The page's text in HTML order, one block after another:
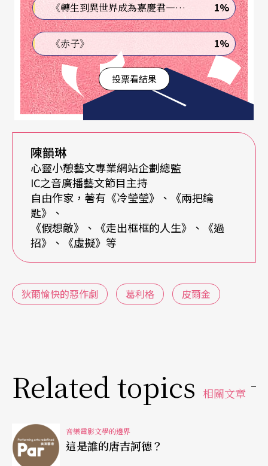
斯用配器與節奏的豐富變化來推進旋律，使旋律充
滿戲劇感，讓我們聆聽到的不是偉大的英雄情懷，
而是一次又一次的惡搞事件。不過，這整首一氣呵
成的曲子，其首尾類似音樂中的序與跋，還是忍不
住洩漏史特勞斯喜歡的悲壯情懷，這使史特勞斯音
樂中的狄爾，還是很史式風格的。
相較之下，皮爾金這個無賴漢，就很不英雄了。
利格的《皮爾金》劇樂，是源自易卜生的戲劇，但
易卜生這齣戲劇，卻源自挪威的童話故事。
皮爾金這無賴，跟狄爾最不一樣的，是他並未被形
塑成英雄，反而是因著他的無賴，形塑了女人索維
格成為救贖的力量。皮爾金一切的冒險、無賴生
涯，最終因索維格無怨無悔的愛，而安詳地劃上句
現出女性之擁有愛的救贖力量，是一種母性的本
能。
因此，葛利格的《皮爾金》劇樂或《皮爾金組曲》
的索維格段落，總洋溢著溫柔、深情、聖潔的情
《轉生到異世界成為嘉慶君—發現我的祖先是詐騙集團!?》 1%
《赤子》 1%
投票看結果
陳韻琳
心靈小憩藝文專業網站企劃總監
IC之音廣播藝文節目主持
自由作家，著有《冷瑩瑩》、《兩把鑰
匙》、
《假想敵》、《走出框框的人生》、《過
招》、《虛擬》等
狄爾愉快的惡作劇 葛利格 皮爾金
Related topics 相關文章
音樂電影文學的邊界
這是誰的唐吉訶德？